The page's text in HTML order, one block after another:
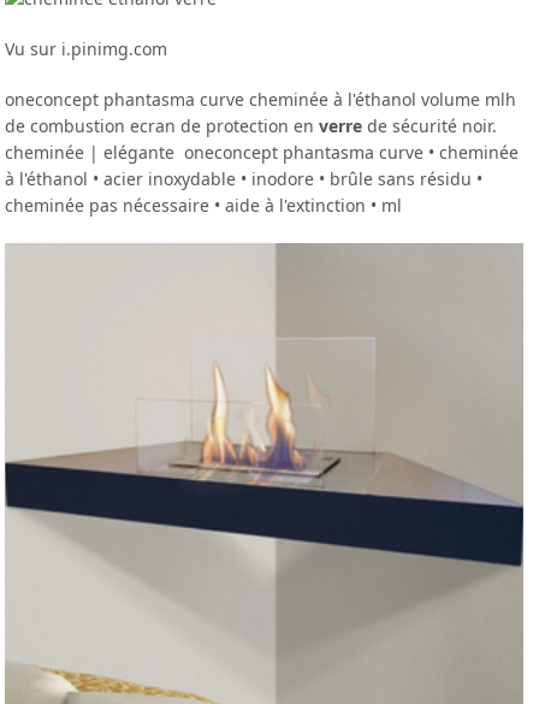
Vu sur i.pinimg.com
oneconcept phantasma curve cheminée à l'éthanol volume mlh
de combustion ecran de protection enverre de sécurité noir.
cheminée | elégante oneconcept phantasma curve • cheminée
à l'éthanol • acier inoxydable • inodore • brûle sans résidu •
cheminée pas nécessaire • aide à l'extinction • ml